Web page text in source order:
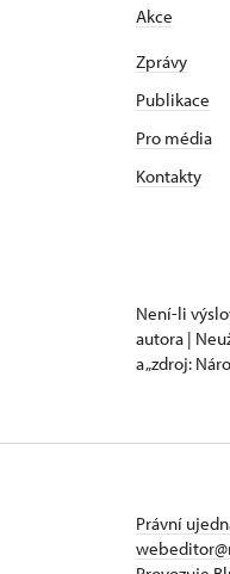
Akce
Zprávy
Publikace
Pro média
Kontakty
Není-li
autora |
a „zdroj:
Právní